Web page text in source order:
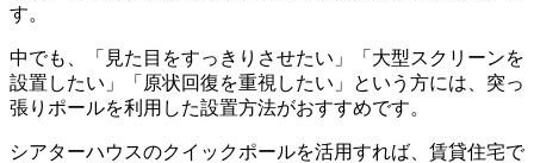
す。
中でも、「見た目をすっきりさせたい」「大型スクリーンを
設置したい」「原状回復を重視したい」という方には、突っ
張りポールを利用した設置方法がおすすめです。
シアターハウスのクイックポールを活用すれば、賃貸住宅で